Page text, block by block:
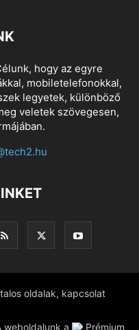
hogy az egyre
mobiletelefonokkal,
legyetek, különböző
veletek szövegesen,
oldalak, kapcsolat
weboldalunk a Prémium